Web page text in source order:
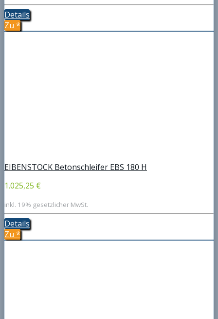
Details
Zu *
EIBENSTOCK Betonschleifer EBS 180 H
1.025,25 €
inkl. 19% gesetzlicher MwSt.
Details
Zu *